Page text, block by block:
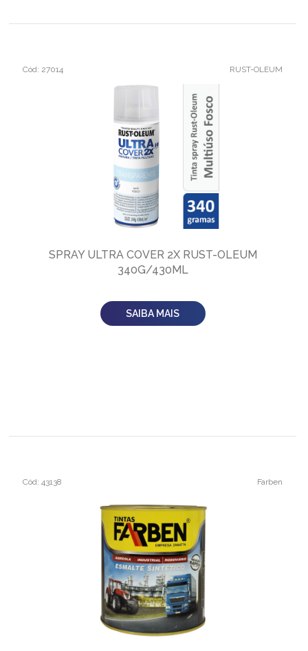
Cód: 27014 RUST-OLEUM
SPRAY ULTRA COVER 2X RUST-OLEUM
340G/430ML
SAIBA MAIS
Cód: 43138 Farben